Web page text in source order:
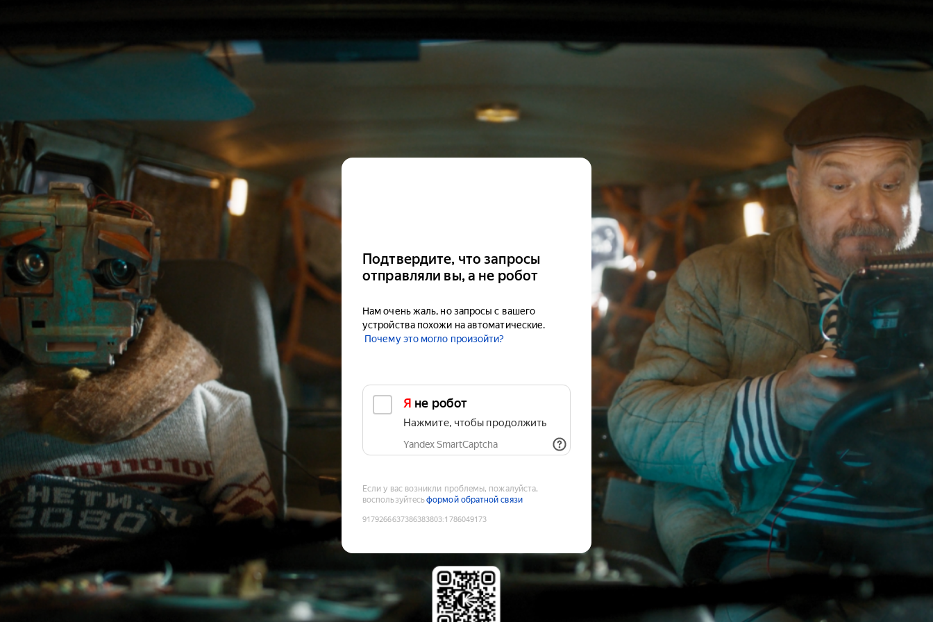
Подтвердите, что запросы
отправляли вы, а не робот
Нам очень жаль, но запросы с вашего
устройства похожи на автоматические.
Почему это могло произойти?
Я не робот
Нажмите, чтобы продолжить
Yandex SmartCaptcha
Если у вас возникли проблемы, пожалуйста,
воспользуйтесьформой обратной связи
9179266637386383803:1786049173